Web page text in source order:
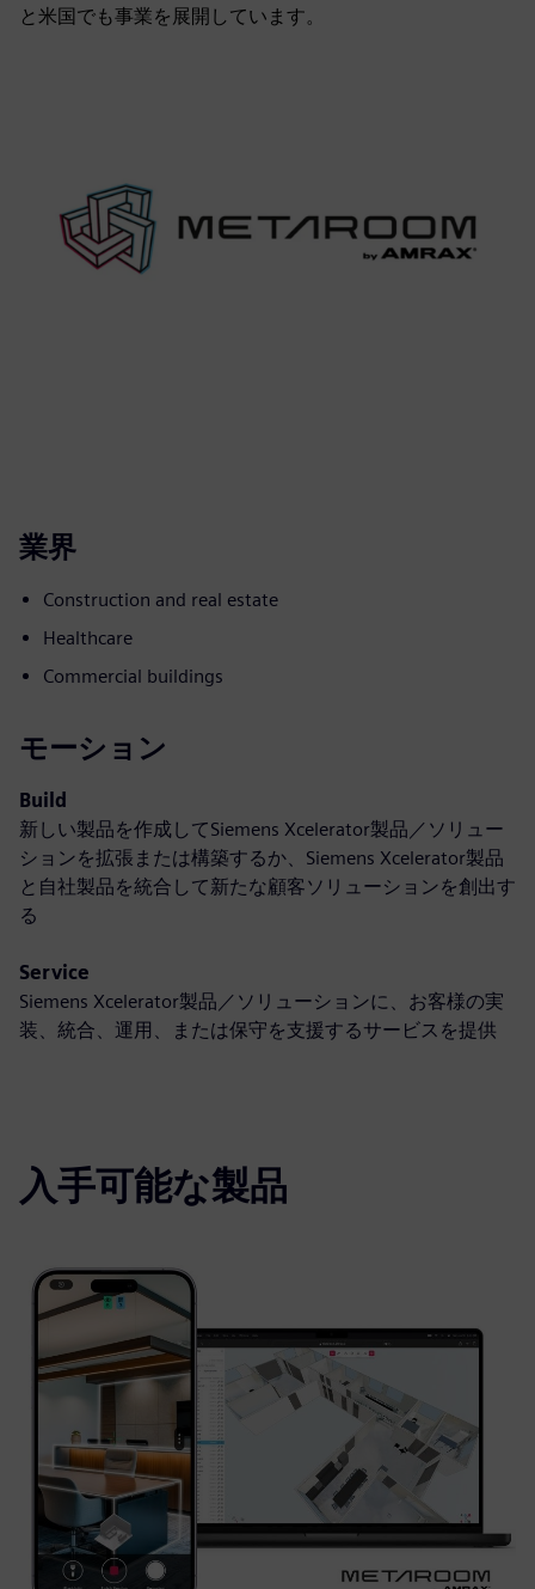
と米国でも事業を展開しています。
業界
Construction and real estate
Healthcare
Commercial buildings
モーション
Build
新しい製品を作成してSiemens Xcelerator製品／ソリュー
ションを拡張または構築するか、Siemens Xcelerator製品
と自社製品を統合して新たな顧客ソリューションを創出す
る
Service
Siemens Xcelerator製品／ソリューションに、お客様の実
装、統合、運用、または保守を支援するサービスを提供
入手可能な製品